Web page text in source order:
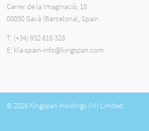
Carrer de la Imaginació, 18
08850 Gavà (Barcelona), Spain
T: (+34) 932 616 328
E: kla-spain-info@kingspan.com
© 2026 Kingspan Holdings (Irl) Limited